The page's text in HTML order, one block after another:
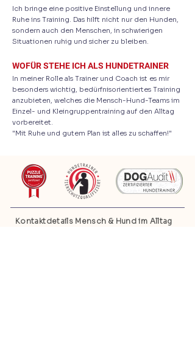
Ich bringe eine positive Einstellung und innere
Ruhe ins Training. Das hilft nicht nur den Hunden,
sondern auch den Menschen, in schwierigen
Situationen ruhig und sicher zu bleiben.
WOFÜR STEHE ICH ALS HUNDETRAINER
In meiner Rolle als Trainer und Coach ist es mir
besonders wichtig, bedürfnisorientiertes Training
anzubieten, welches die Mensch-Hund-Teams im
Einzel- und Kleingruppentraining auf den Alltag
vorbereitet.
"Mit Ruhe und gutem Plan ist alles zu schaffen!"
Kontaktdetails Mensch & Hund im Alltag